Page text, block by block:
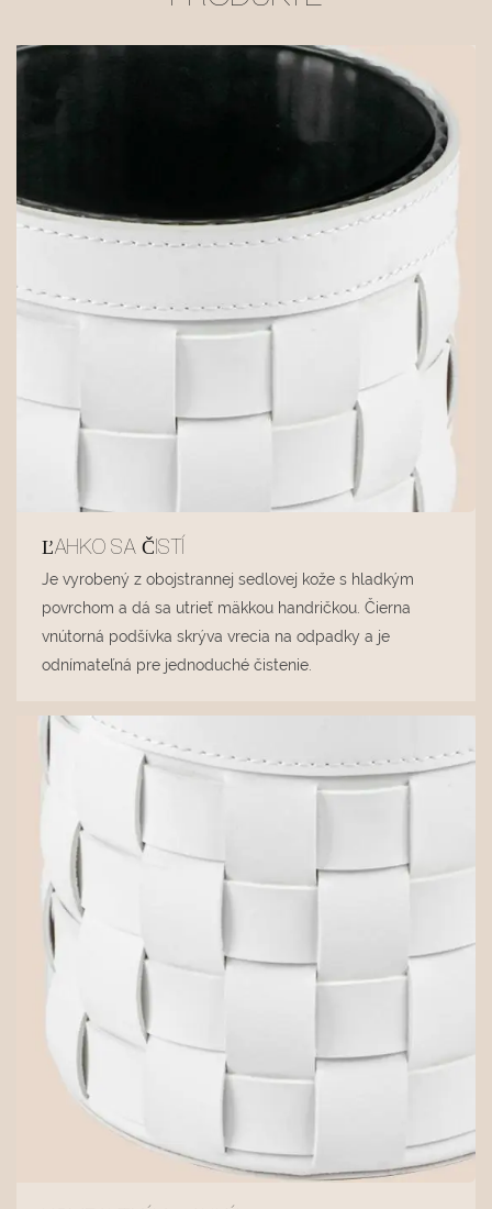
ĽAHKO SA ČISTÍ
Je vyrobený z obojstrannej sedlovej kože s hladkým
povrchom a dá sa utrieť mäkkou handričkou. Čierna
vnútorná podšívka skrýva vrecia na odpadky a je
odnímateľná pre jednoduché čistenie.